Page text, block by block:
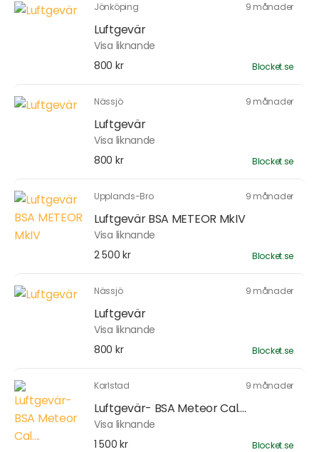
Jönköping 9 månader
Luftgevär
Visa liknande
800 kr
Blocket.se
Nässjö 9 månader
Luftgevär
Visa liknande
800 kr
Blocket.se
Upplands-Bro 9 månader
Luftgevär BSA METEOR MkIV
Visa liknande
2 500 kr
Blocket.se
Nässjö 9 månader
Luftgevär
Visa liknande
800 kr
Blocket.se
Karlstad 9 månader
Luftgevär- BSA Meteor Cal....
Visa liknande
1 500 kr
Blocket.se